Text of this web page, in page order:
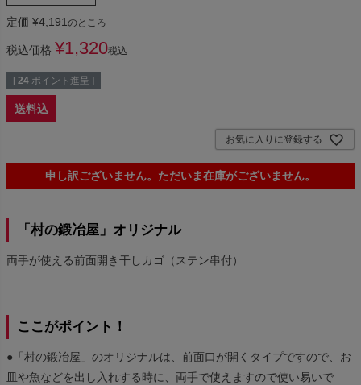
定価 ¥4,191のところ
税込価格 ¥1,320税込
[ 24 ポイント進呈 ]
送料込
お気に入りに登録する
申し訳ございません。ただいま在庫がございません。
「村の鍛冶屋」オリジナル
両手が使える前面開き干しカゴ（ステン串付）
ここがポイント！
●「村の鍛冶屋」のオリジナルは、前面口が開くタイプですので、お
皿や魚などを出し入れする時に、両手で使えますので使い易いで